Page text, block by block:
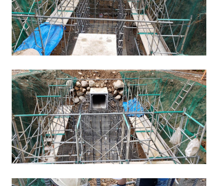
ホーム ブログ
鉄筋工の魅力 施工実績